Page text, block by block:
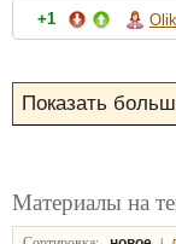
+1
Материалы на